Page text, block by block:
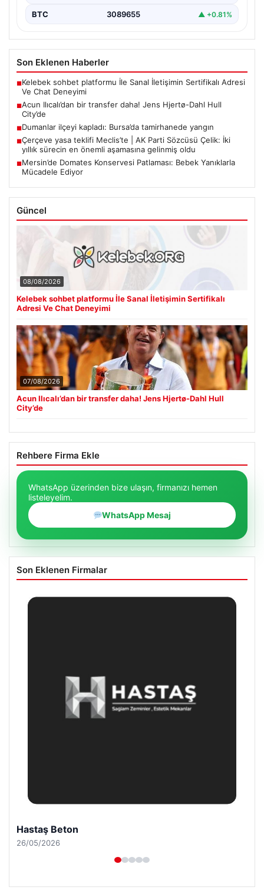
BTC 3089655 ▲ +0.81%
Son Eklenen Haberler
■Kelebek sohbet platformu İle Sanal İletişimin Sertifikalı Adresi
Ve Chat Deneyimi
■Acun Ilıcalı’dan bir transfer daha! Jens Hjertø-Dahl Hull
City’de
■Dumanlar ilçeyi kapladı: Bursa’da tamirhanede yangın
■Çerçeve yasa teklifi Meclis’te | AK Parti Sözcüsü Çelik: İki
yıllık sürecin en önemli aşamasına gelinmiş oldu
■Mersin’de Domates Konservesi Patlaması: Bebek Yanıklarla
Mücadele Ediyor
Güncel
08/08/2026
Kelebek sohbet platformu İle Sanal İletişimin Sertifikalı
Adresi Ve Chat Deneyimi
07/08/2026
Acun Ilıcalı’dan bir transfer daha! Jens Hjertø-Dahl Hull
City’de
Rehbere Firma Ekle
WhatsApp üzerinden bize ulaşın, firmanızı hemen
listeleyelim.
WhatsApp Mesaj
Son Eklenen Firmalar
Enes Kaplan Avukatlık Bürosu
28/04/2026